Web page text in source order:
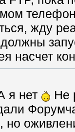
жду
насчет
я нет
Не
но